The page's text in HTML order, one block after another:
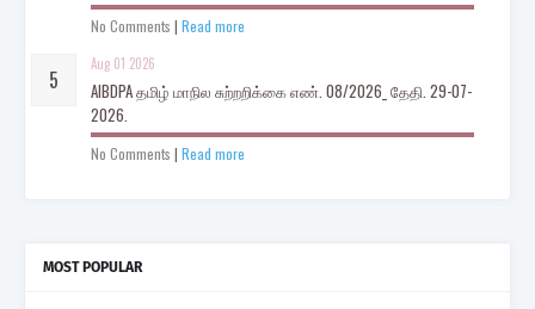
No Comments | Read more
Aug 01 2026
AIBDPA தமிழ் மாநில சுற்றறிக்கை எண். 08/2026_ தேதி. 29-07-
2026.
No Comments | Read more
MOST POPULAR